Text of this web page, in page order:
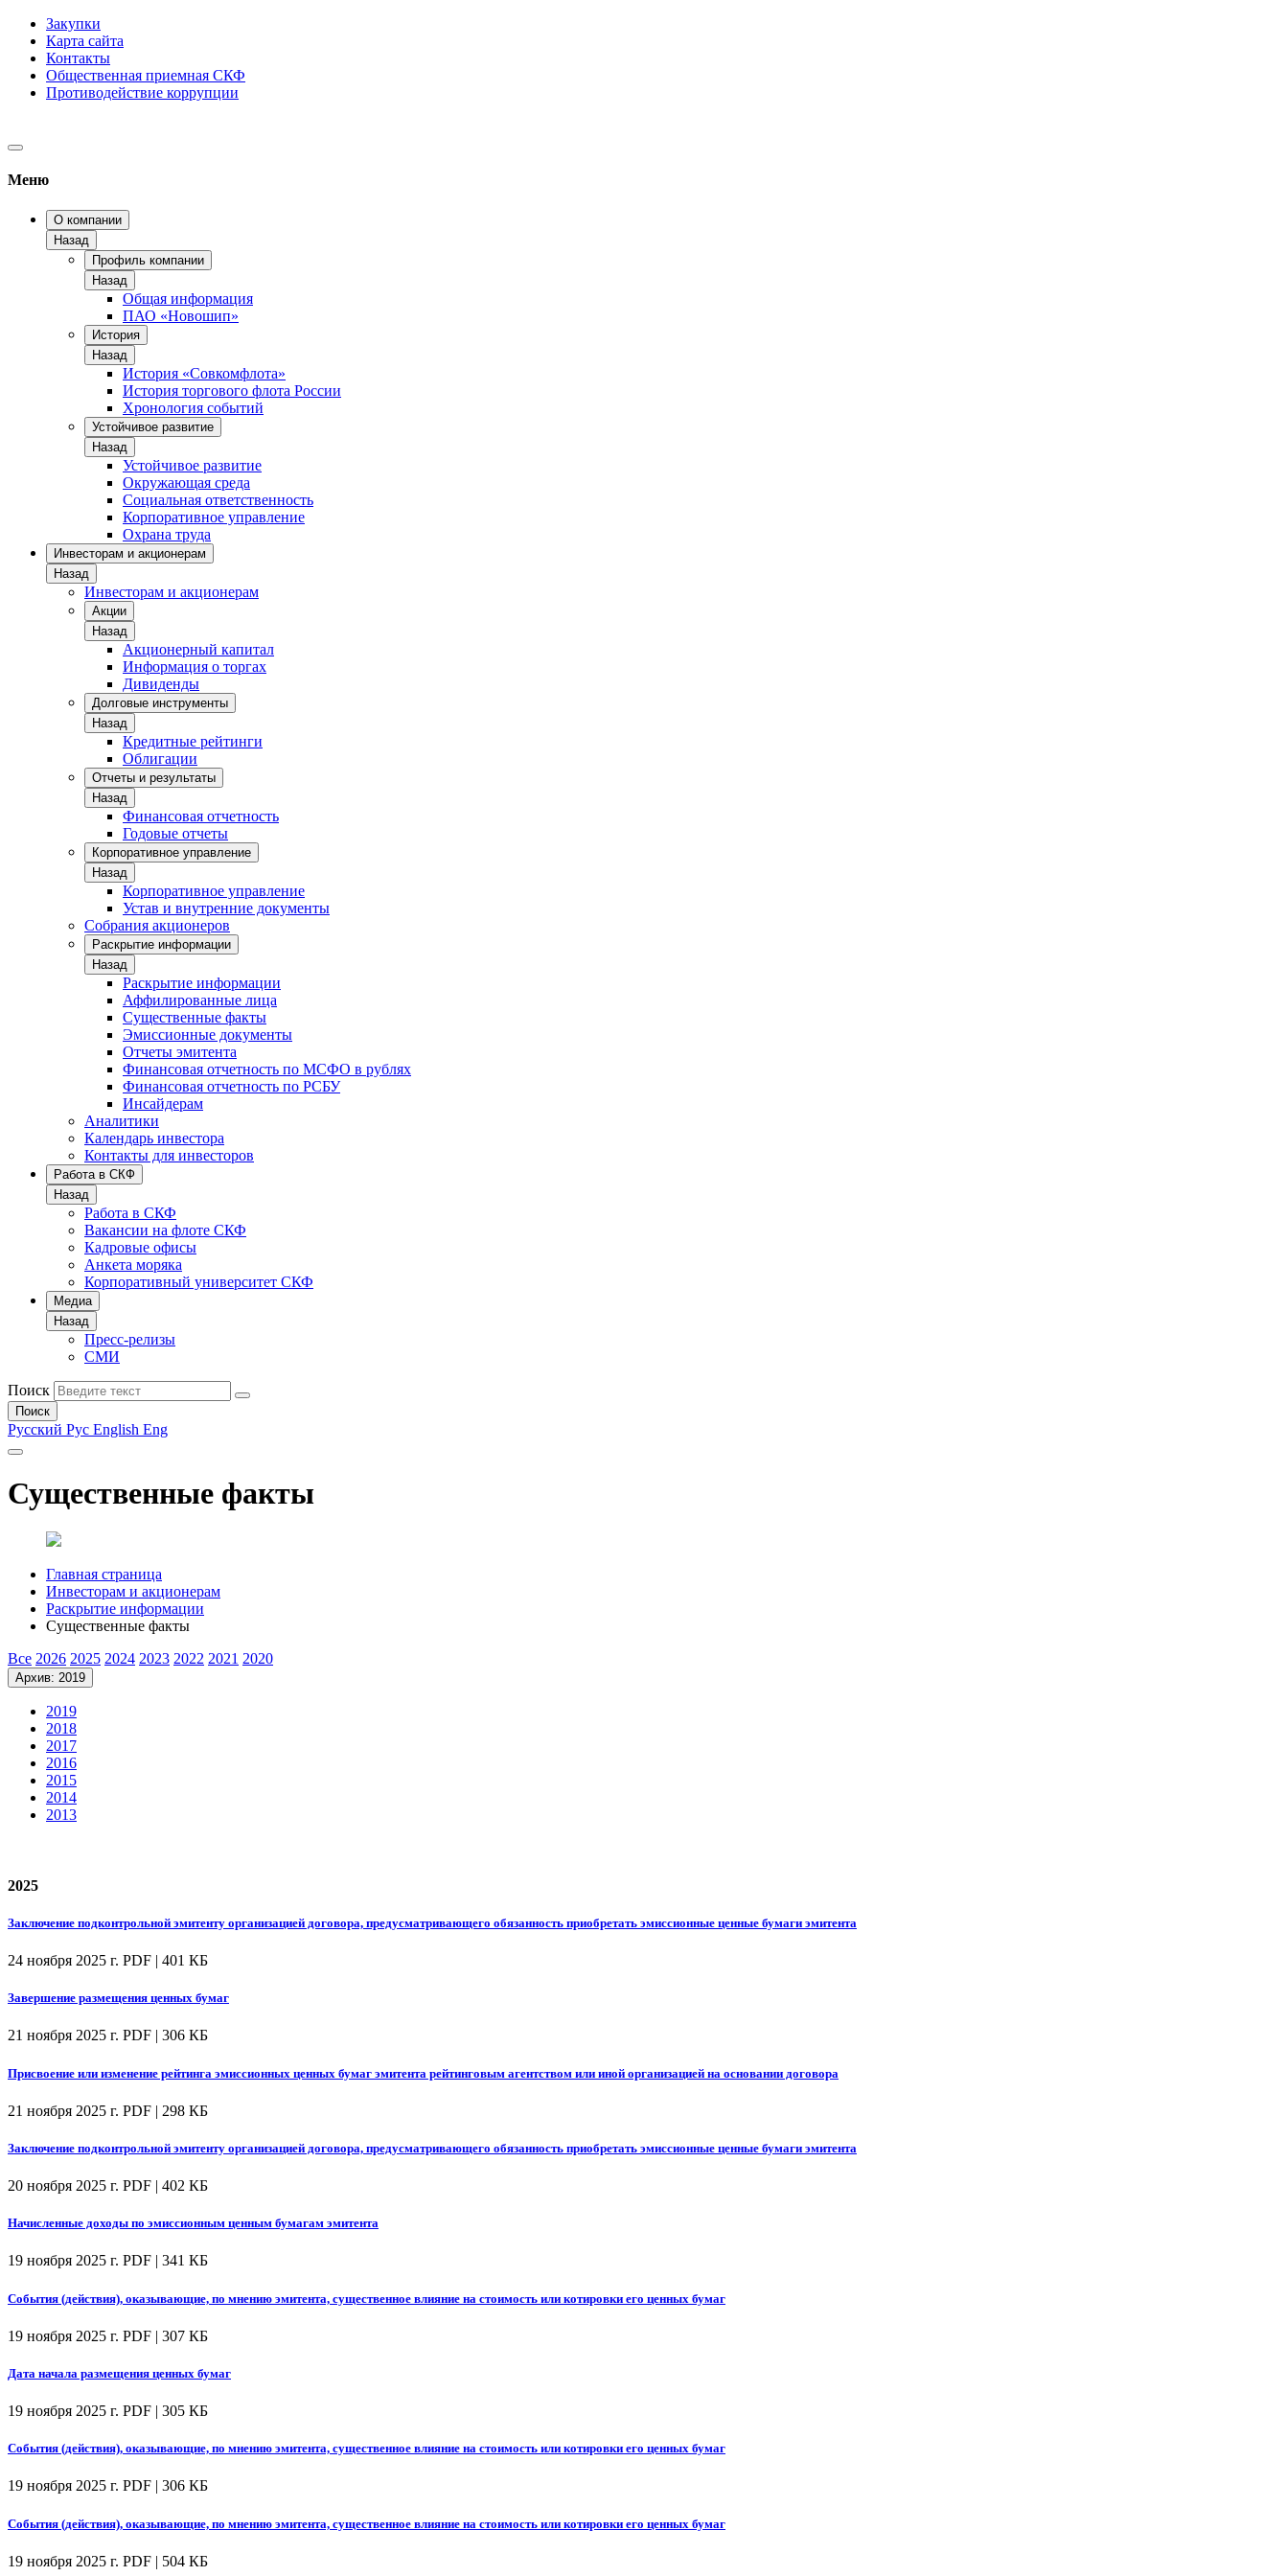
Закупки
Карта сайта
Контакты
Общественная приемная СКФ
Противодействие коррупции
Меню
О компании
Назад
Профиль компании
Назад
Общая информация
ПАО «Новошип»
История
Назад
История «Совкомфлота»
История торгового флота России
Хронология событий
Устойчивое развитие
Назад
Устойчивое развитие
Окружающая среда
Социальная ответственность
Корпоративное управление
Охрана труда
Инвесторам и акционерам
Назад
Инвесторам и акционерам
Акции
Назад
Акционерный капитал
Информация о торгах
Дивиденды
Долговые инструменты
Назад
Кредитные рейтинги
Облигации
Отчеты и результаты
Назад
Финансовая отчетность
Годовые отчеты
Корпоративное управление
Назад
Корпоративное управление
Устав и внутренние документы
Собрания акционеров
Раскрытие информации
Назад
Раскрытие информации
Аффилированные лица
Существенные факты
Эмиссионные документы
Отчеты эмитента
Финансовая отчетность по МСФО в рублях
Финансовая отчетность по РСБУ
Инсайдерам
Аналитики
Календарь инвестора
Контакты для инвесторов
Работа в СКФ
Назад
Работа в СКФ
Вакансии на флоте СКФ
Кадровые офисы
Анкета моряка
Корпоративный университет СКФ
Медиа
Назад
Пресс-релизы
СМИ
Поиск
Поиск
Русский Рус English Eng
Существенные факты
Главная страница
Инвесторам и акционерам
Раскрытие информации
Существенные факты
Все 2026 2025 2024 2023 2022 2021 2020
Архив: 2019
2019
2018
2017
2016
2015
2014
2013
2025
Заключение подконтрольной эмитенту организацией договора, предусматривающего обязанность приобретать эмиссионные ценные бумаги эмитента
24 ноября 2025 г. PDF | 401 КБ
Завершение размещения ценных бумаг
21 ноября 2025 г. PDF | 306 КБ
Присвоение или изменение рейтинга эмиссионных ценных бумаг эмитента рейтинговым агентством или иной организацией на основании договора
21 ноября 2025 г. PDF | 298 КБ
Заключение подконтрольной эмитенту организацией договора, предусматривающего обязанность приобретать эмиссионные ценные бумаги эмитента
20 ноября 2025 г. PDF | 402 КБ
Начисленные доходы по эмиссионным ценным бумагам эмитента
19 ноября 2025 г. PDF | 341 КБ
События (действия), оказывающие, по мнению эмитента, существенное влияние на стоимость или котировки его ценных бумаг
19 ноября 2025 г. PDF | 307 КБ
Дата начала размещения ценных бумаг
19 ноября 2025 г. PDF | 305 КБ
События (действия), оказывающие, по мнению эмитента, существенное влияние на стоимость или котировки его ценных бумаг
19 ноября 2025 г. PDF | 306 КБ
События (действия), оказывающие, по мнению эмитента, существенное влияние на стоимость или котировки его ценных бумаг
19 ноября 2025 г. PDF | 504 КБ